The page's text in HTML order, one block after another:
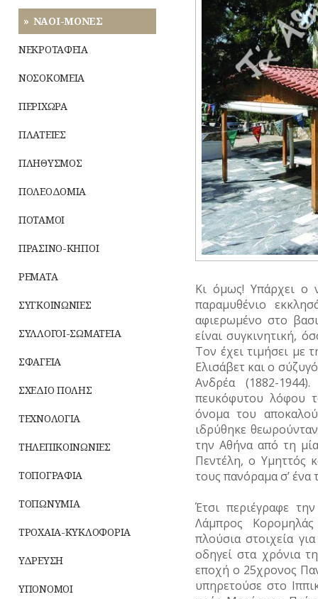
ΝΑΟΙ-ΜΟΝΕΣ
ΝΕΚΡΟΤΑΦΕΙΑ
ΝΟΣΟΚΟΜΕΙΑ
ΠΕΡΙΧΩΡΑ
ΠΛΑΤΕΙΕΣ
ΠΛΗΘΥΣΜΟΣ
ΠΟΛΕΟΔΟΜΙΑ
ΠΟΤΑΜΟΙ
ΠΡΑΣΙΝΟ-ΚΗΠΟΙ
ΡΕΜΑΤΑ
ΣΥΓΚΟΙΝΩΝΙΕΣ
ΣΥΛΛΟΓΟΙ-ΣΩΜΑΤΕΙΑ
ΣΦΑΓΕΙΑ
ΣΧΕΔΙΟ ΠΟΛΗΣ
ΤΕΧΝΟΛΟΓΙΑ
ΤΗΛΕΠΙΚΟΙΝΩΝΙΕΣ
ΤΟΠΟΓΡΑΦΙΑ
ΤΟΠΩΝΥΜΙΑ
ΤΡΟΧΑΙΑ-ΚΥΚΛΟΦΟΡΙΑ
ΥΔΡΕΥΣΗ
ΥΠΟΝΟΜΟΙ
Κι όμως! Υπάρχει ο
παραμυθένιο
αφιερωμένο στο
είναι συγκινητική,
Τον έχει τιμήσει με
Ελισάβετ και ο
Ανδρέα (1882-
πευκόφυτου λόφου
όνομα του
ιδρύθηκε
την Αθήνα από τη
Πεντέλη, ο Υμηττός
τους πανόραμα σ’ ένα
Έτσι περιέγραφε
Λάμπρος
πλούσια στοιχεία
οδηγεί στα χρόνια
εποχή ο 25χρονος
υπηρετούσε στο